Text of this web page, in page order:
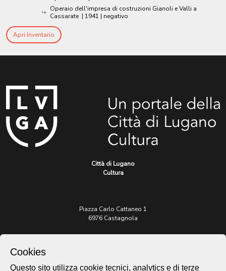
Operaio dell'impresa di costruzioni Gianoli e Valli a
Cassarate | 1941 | negativo
Apri Inventario
Città di Lugano
Cultura
Piazza Carlo Cattaneo 1
6976 Castagnola
patrimonio@lugano.ch
Cookies
Questo sito utilizza cookie tecnici, analytics e di terze